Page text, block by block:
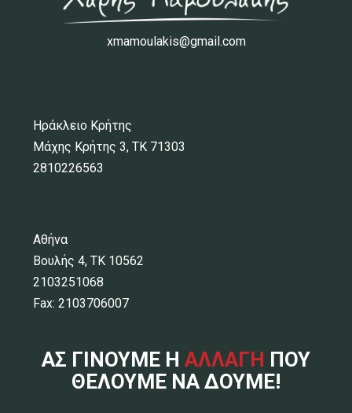
xmamoulakis@gmail.com
Ηράκλειο Κρήτης
Μάχης Κρήτης 3, ΤΚ 71303
2810226563
Αθήνα
Βουλής 4, ΤΚ 10562
2103251068
Fax: 2103706007
ΑΣ ΓΙΝΟΥΜΕ Η ΑΛΛΑΓΗ ΠΟΥ
ΘΕΛΟΥΜΕ ΝΑ ΔΟΥΜΕ!